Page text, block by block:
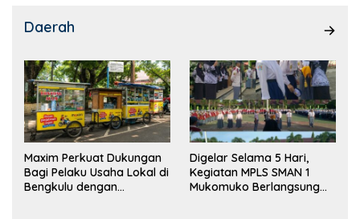
Daerah
Maxim Perkuat Dukungan
Bagi Pelaku Usaha Lokal di
Bengkulu dengan
Digelar Selama 5 Hari,
Kegiatan MPLS SMAN 1
Mukomuko Berlangsung